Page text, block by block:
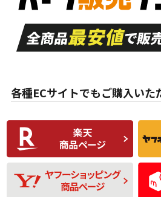
A
走行距離も少なく、
目立つ傷もほとんど
ない中古品
A
な中古品
C
比較的きれいな中古
品
C
D
使用感や目立つ傷が
あり、一般的な中古
品
D
各種ECサイトでもご購入いた